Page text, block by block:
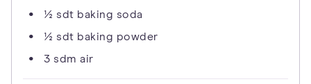
½ sdt baking soda
½ sdt baking powder
3 sdm air